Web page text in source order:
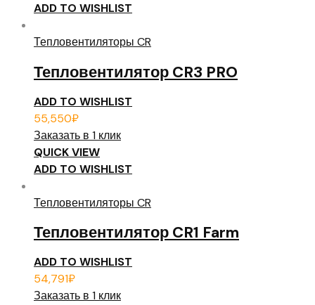
ADD TO WISHLIST
Тепловентиляторы CR
Тепловентилятор CR3 PRO
ADD TO WISHLIST
55,550₽
Заказать в 1 клик
QUICK VIEW
ADD TO WISHLIST
Тепловентиляторы CR
Тепловентилятор CR1 Farm
ADD TO WISHLIST
54,791₽
Заказать в 1 клик